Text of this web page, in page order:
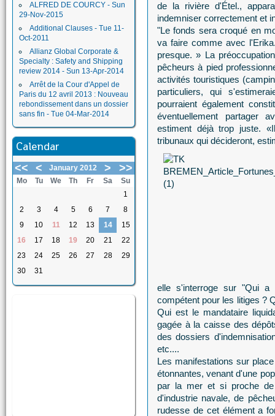
ALFRED DE COURCY - Sun
29-Nov-2015
Additional Clauses - Tue 11-
Oct-2011
Allianz Global Corporate &
Specialty : Safety and Shipping
review 2014 - Sun 13-Apr-2014
Arrêt de la Cour d'Appel de
Paris du 12 avril 2013 : Nouveau
rebondissement dans un dossier
sans fin - Tue 04-Mar-2014
Calendar
<< < January 2012 > >>
Mo Tu We Th Fr Sa
Su
1
2
3 4 5 6 7
8
9
10 11 12 13 14
15
16
17 18 19 20 21
22
23
24 25 26 27 28
29
30
31
de la rivière d'Étel.,
indemniser correctement et
"Le fonds sera croqué en
va faire comme avec
presque. » La
pêcheurs à pied
activités touristiques
particuliers, qui
pourraient également
éventuellement partager
estiment déjà trop juste.
tribunaux qui décideront,
elle s'interroge sur "Qui
compétent pour les litiges ?
Qui est le mandataire
gagée à la caisse des
des dossiers
etc....
Les manifestations sur
étonnantes, venant d'une
par la mer et si proche de
d'industrie navale, de
rudesse de cet élément a